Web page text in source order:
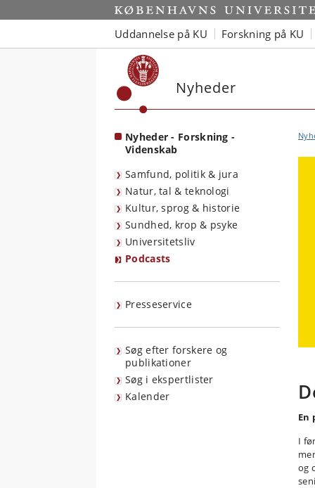
Start
Uddannelse på KU Forskning på KU
Nyheder
Nyheder - Forskning -
Videnskab
Samfund, politik & jura
Natur, tal & teknologi
Kultur, sprog & historie
Sundhed, krop & psyke
Universitetsliv
Podcasts
Presseservice
Søg efter forskere og
publikationer
Søg i ekspertlister
Kalender
En
I
og